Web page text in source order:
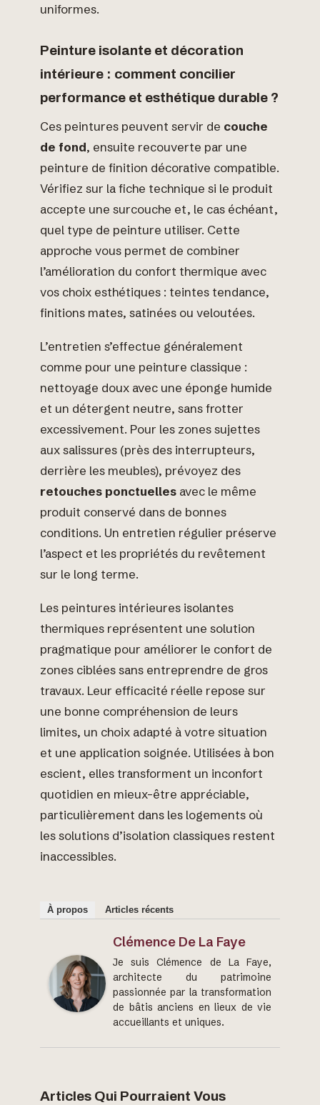
uniformes.
Peinture isolante et décoration
intérieure : comment concilier
performance et esthétique durable ?
Ces peintures peuvent servir de couche
de fond, ensuite recouverte par une
peinture de finition décorative compatible.
Vérifiez sur la fiche technique si le produit
accepte une surcouche et, le cas échéant,
quel type de peinture utiliser. Cette
approche vous permet de combiner
l’amélioration du confort thermique avec
vos choix esthétiques : teintes tendance,
finitions mates, satinées ou veloutées.
L’entretien s’effectue généralement
comme pour une peinture classique :
nettoyage doux avec une éponge humide
et un détergent neutre, sans frotter
excessivement. Pour les zones sujettes
aux salissures (près des interrupteurs,
derrière les meubles), prévoyez des
retouches ponctuelles avec le même
produit conservé dans de bonnes
conditions. Un entretien régulier préserve
l’aspect et les propriétés du revêtement
sur le long terme.
Les peintures intérieures isolantes
thermiques représentent une solution
pragmatique pour améliorer le confort de
zones ciblées sans entreprendre de gros
travaux. Leur efficacité réelle repose sur
une bonne compréhension de leurs
limites, un choix adapté à votre situation
et une application soignée. Utilisées à bon
escient, elles transforment un inconfort
quotidien en mieux-être appréciable,
particulièrement dans les logements où
les solutions d’isolation classiques restent
inaccessibles.
À propos Articles récents
Clémence De La Faye
Je suis Clémence de La Faye,
architecte du patrimoine
passionnée par la transformation
de bâtis anciens en lieux de vie
accueillants et uniques.
Articles Qui Pourraient Vous